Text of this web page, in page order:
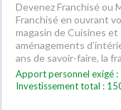
Devenez Franchisé ou
Franchisé en ouvrant
magasin de Cuisines et
aménagements
ans de savoir-faire, la
Apport personnel exigé
Investissement total :